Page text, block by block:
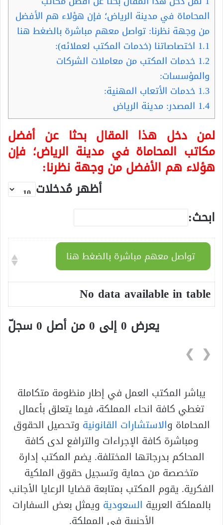
المحاماة في مدينة الرياض؛ فإن هؤلاء هم الأفضل
من وجهة نظرنا: تواصل معهم مباشرة بالضغط هنا
1.1 اختصاصاتنا (خدمات المكتب لعملائه):
1.2 خدمات المكتب من معاملات الشركات
والمؤسسات:
1.3 خدمات الأتعاب المهنية:
1.4 المصدر: مدينة الرياض
لمن دخل هذا المقال بحثا عن أفضل
مكاتب المحاماة في مدينة الرياض؛ فإن
هؤلاء هم الأفضل من وجهة نظرنا:
أظهر مُدخلات
ابحث:
تواصل معهم مباشرة بالضغط هنا
No data available in table
يعرض 0 إلى 0 من أصل 0 سجلّ
❮
❯
يباشر المكتب العمل في إطار منظومة متكاملة
تغطي كافة انحاء المملكة، فيما يتعلق بأعمال
المحاماة والاستشارات القانونية وتحصيل الحقوق
ومباشرة كافة الإجراءات والترافع لدى كافة
المحاكم بدرجاتها المختلفة. يضم المكتب إدارة
متخصصة من حماية وتسجيل حقوق الملكية
الفكرية. يقوم المكتب بمتابعة قضايا الرعايا الأجانب
بالمملكة العربية السعودية ويمثل بعض السفارات
الأجنبية في المملكة.